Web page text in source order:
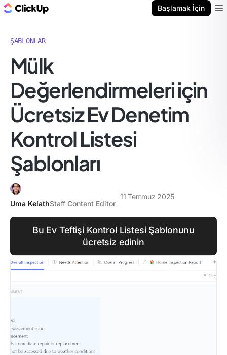
Başlamak İçin
ŞABLONLAR
Mülk
Değerlendirmeleri için
Ücretsiz Ev Denetim
Kontrol Listesi
Şablonları
Uma KelathStaff Content Editor
11 Temmuz 2025
Bu Ev Teftişi Kontrol Listesi Şablonunu
ücretsiz edinin